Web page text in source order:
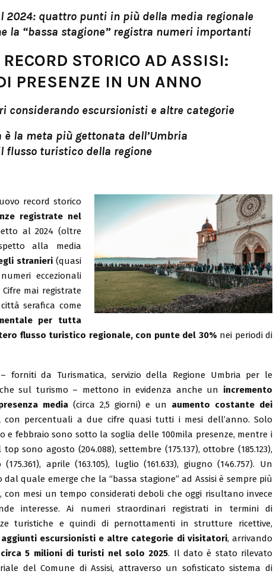
2024: quattro punti in più della media regionale
la “bassa stagione” registra numeri importanti
STORICO AD ASSISI:
PRESENZE IN UN ANNO
considerando escursionisti e altre categorie
la meta più gettonata dell’Umbria
flusso turistico della regione
record storico
registrate nel
al 2024 (oltre
alla media
stranieri(quasi
eccezionali
mai registrate
serafica come
per tutta
flusso turistico regionale, con punte del 30% nei periodi di
forniti da Turismatica, servizio della Regione Umbria per le
sul turismo – mettono in evidenza anche un incremento
media(circa 2,5 giorni) e un aumento costante dei
con percentuali a due cifre quasi tutti i mesi dell’anno. Solo
e febbraio sono sotto la soglia delle 100mila presenze, mentre i
top sono agosto (204.088), settembre (175.137), ottobre (185.123),
(175.361), aprile (163.105), luglio (161.633), giugno (146.757). Un
dal quale emerge che la “bassa stagione” ad Assisi è sempre più
con mesi un tempo considerati deboli che oggi risultano invece
interesse. Ai numeri straordinari registrati in termini di
turistiche e quindi di pernottamenti in strutture ricettive,
aggiunti escursionisti e altre categorie di visitatori, arrivando
circa 5 milioni di turisti nel solo 2025. Il dato è stato rilevato
del Comune di Assisi, attraverso un sofisticato sistema di